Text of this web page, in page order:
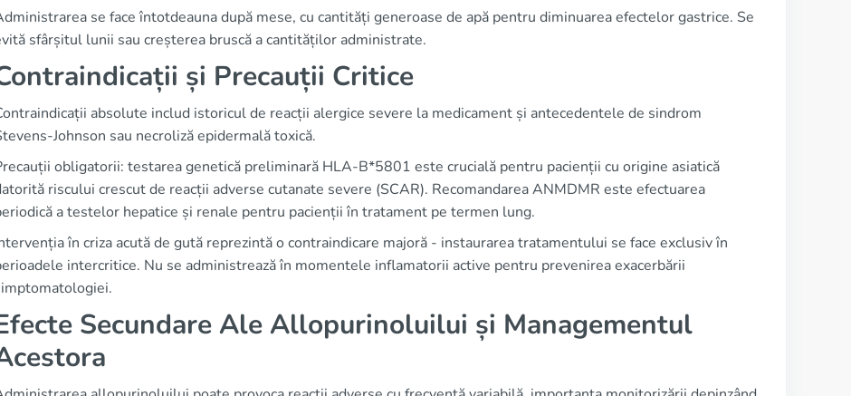
se face întotdeauna după mese, cu cantități generoase de apă pentru diminuarea efectelor gastrice. Se
sfârșitul lunii sau creșterea bruscă a cantităților administrate.
și Precauții Critice
absolute includ istoricul de reacții alergice severe la medicament și antecedentele de sindrom
Johnson sau necroliză epidermală toxică.
obligatorii: testarea genetică preliminară HLA-B*5801 este crucială pentru pacienții cu origine asiatică
riscului crescut de reacții adverse cutanate severe (SCAR). Recomandarea ANMDMR este efectuarea
a testelor hepatice și renale pentru pacienții în tratament pe termen lung.
în criza acută de gută reprezintă o contraindicare majoră - instaurarea tratamentului se face exclusiv în
intercritice. Nu se administrează în momentele inflamatorii active pentru prevenirea exacerbării
Secundare Ale Allopurinoluilui și Managementul